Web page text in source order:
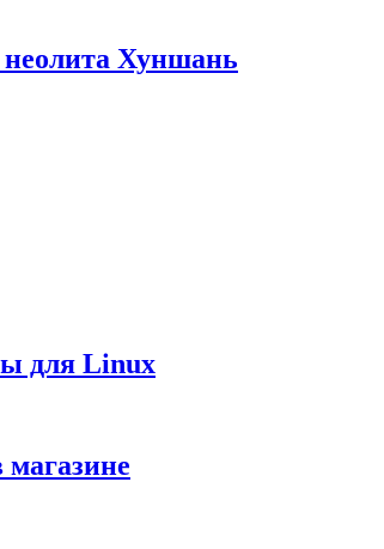
Хуншань
для Linux
магазине